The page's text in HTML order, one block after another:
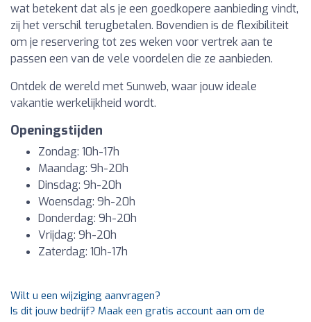
wat betekent dat als je een goedkopere aanbieding vindt,
zij het verschil terugbetalen. Bovendien is de flexibiliteit
om je reservering tot zes weken voor vertrek aan te
passen een van de vele voordelen die ze aanbieden.
Ontdek de wereld met Sunweb, waar jouw ideale
vakantie werkelijkheid wordt.
Openingstijden
Zondag: 10h-17h
Maandag: 9h-20h
Dinsdag: 9h-20h
Woensdag: 9h-20h
Donderdag: 9h-20h
Vrijdag: 9h-20h
Zaterdag: 10h-17h
Wilt u een wijziging aanvragen?
Is dit jouw bedrijf? Maak een gratis account aan om de